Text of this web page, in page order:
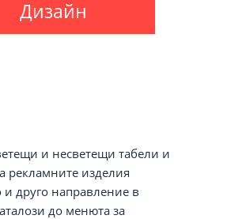
Дизайн
и несветещи табели и
рекламните изделия
друго направление в
до менюта за